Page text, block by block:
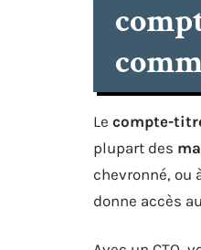
Le compte-
plupart des
chevronné, ou
donne accès